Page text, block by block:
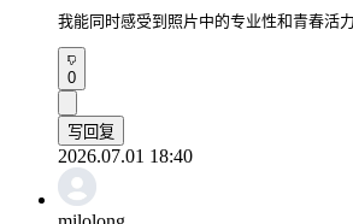
我能同时感受到照片中的专业性和青春活力
0
写回复
2026.07.01 18:40